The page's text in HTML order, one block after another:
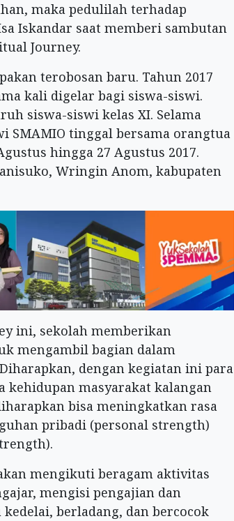
maka pedulilah terhadap
Iskandar saat memberi sambutan
Journey.
terobosan baru. Tahun 2017
kali digelar bagi siswa-siswi.
siswa-siswi kelas XI. Selama
SMAMIO tinggal bersama orangtua
hingga 27 Agustus 2017.
Wringin Anom, kabupaten
ini, sekolah memberikan
mengambil bagian dalam
dengan kegiatan ini para
kehidupan masyarakat kalangan
bisa meningkatkan rasa
pribadi (personal strength)
mengikuti beragam aktivitas
mengisi pengajian dan
berladang, dan bercocok